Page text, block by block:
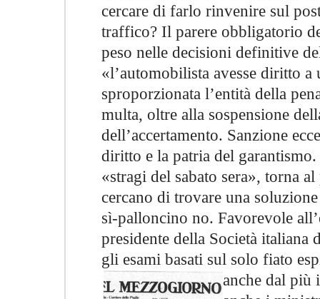
cercare di farlo rinvenire sul
traffico? Il parere obbligatorio
peso nelle decisioni definitive
«l’automobilista avesse diritto
sproporzionata l’entità della
multa, oltre alla sospensione
dell’accertamento. Sanzione
diritto e la patria del
«stragi del sabato sera», torna
cercano di trovare una
sì-palloncino no. Favorevole
presidente della Società
gli esami basati sul solo fiato
anche dal più